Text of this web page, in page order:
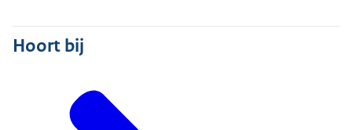
Hoort bij